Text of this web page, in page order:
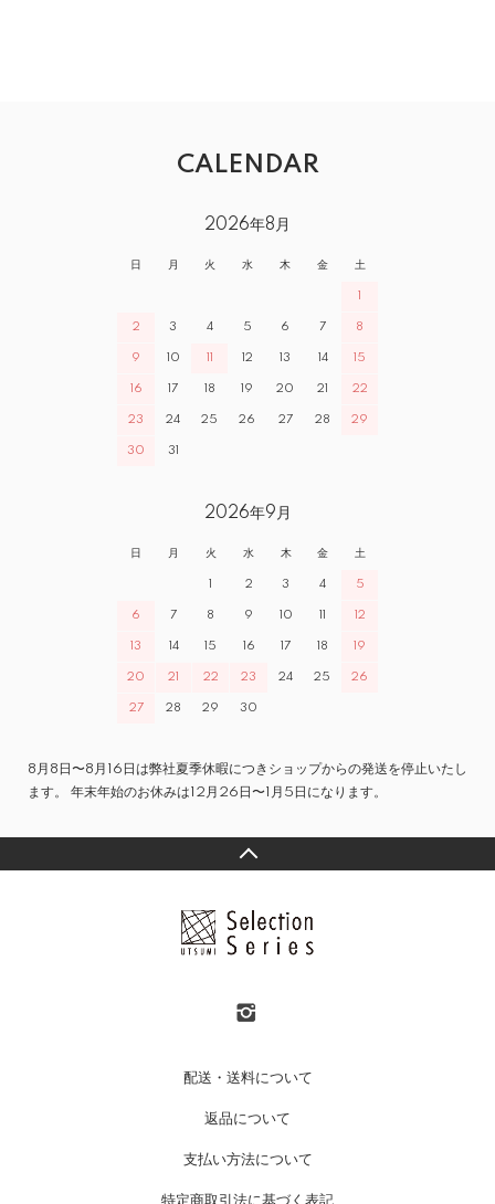
CALENDAR
2026年8月
日 月 火 水 木 金 土
1
2 3 4 5 6 7 8
9 10 11 12 13 14 15
16 17 18 19 20 21 22
23 24 25 26 27 28 29
30 31
2026年9月
日 月 火 水 木 金 土
1 2 3 4 5
6 7 8 9 10 11 12
13 14 15 16 17 18 19
20 21 22 23 24 25 26
27 28 29 30
8月8日〜8月16日は弊社夏季休暇につきショップからの発送を停止いたし
ます。 年末年始のお休みは12月26日〜1月5日になります。
配送・送料について
返品について
支払い方法について
特定商取引法に基づく表記